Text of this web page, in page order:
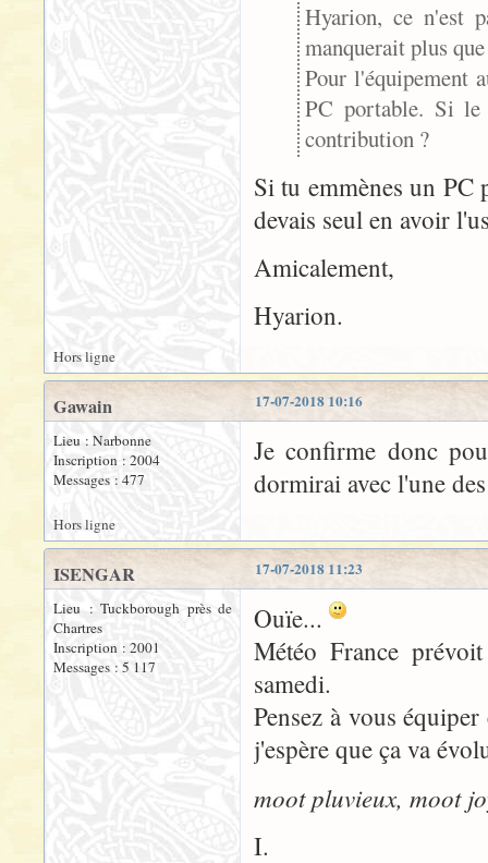
Hyarion, ce n'est
manquerait plus
Pour l'équipement
PC portable. Si le
contribution ?
Si tu emmènes un PC
devais seul en avoir
Amicalement,
Hyarion.
Hors ligne
17-07-2018 10:16
Gawain
Lieu : Narbonne
Inscription : 2004
Messages : 477
Je confirme donc
dormirai avec l'une
Hors ligne
17-07-2018 11:23
ISENGAR
Lieu : Tuckborough près de
Chartres
Inscription : 2001
Messages : 5 117
Ouïe...
Météo France
samedi.
Pensez à vous
j'espère que ça va
moot pluvieux, moot
I.